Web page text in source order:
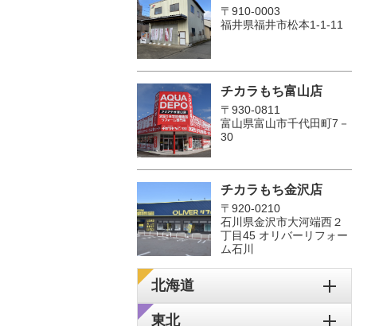
〒910-0003
福井県福井市松本1‐1-11
チカラもち富山店
〒930-0811
富山県富山市千代田町7－
30
チカラもち金沢店
〒920-0210
石川県金沢市大河端西２
丁目45 オリバーリフォー
ム石川
北海道
東北